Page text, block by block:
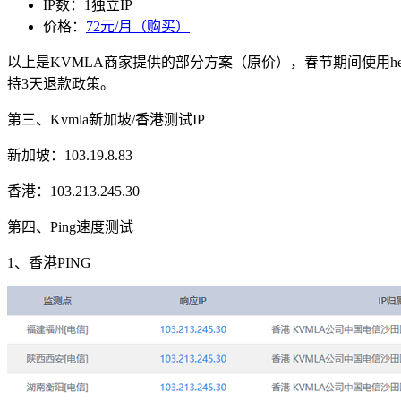
IP数：1独立IP
价格： 72元/月（购买）
以上是KVMLA商家提供的部分方案（原价），春节期间使用
持3天退款政策。
第三、Kvmla新加坡/香港测试IP
新加坡：103.19.8.83
香港：103.213.245.30
第四、Ping速度测试
1、香港PING